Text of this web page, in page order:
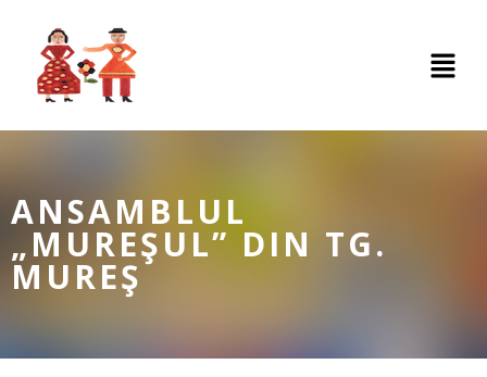
ANSAMBLUL
„MUREŞUL” DIN TG.
MUREŞ